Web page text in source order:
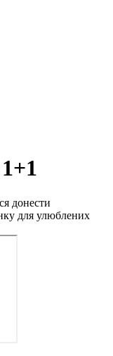
донести
для улюблених